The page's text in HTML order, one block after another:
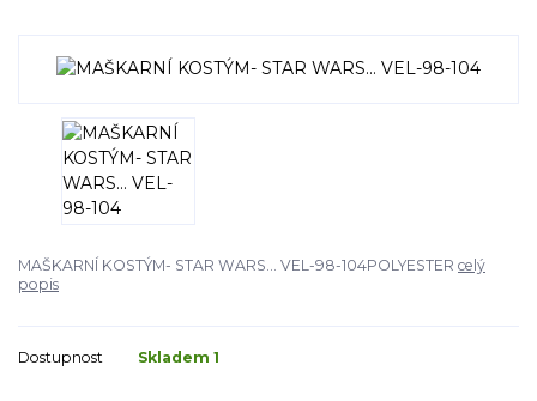
MAŠKARNÍ KOSTÝM- STAR WARS... VEL-98-104POLYESTER celý
popis
Dostupnost Skladem 1